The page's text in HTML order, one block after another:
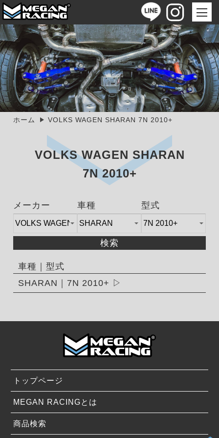
ホーム VOLKS WAGEN SHARAN 7N 2010+
VOLKS WAGEN SHARAN
7N 2010+
メーカー 車種 型式
検索
車種｜型式
SHARAN｜7N 2010+
トップページ
MEGAN RACINGとは
商品検索